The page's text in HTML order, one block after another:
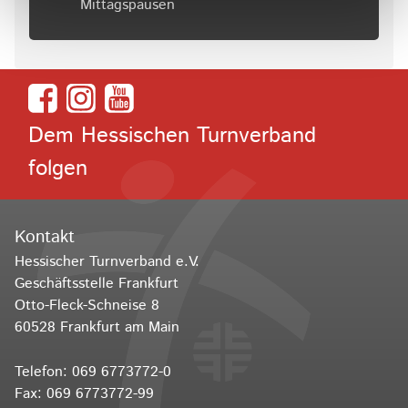
Mittagspausen
Dem Hessischen Turnverband
folgen
Kontakt
Hessischer Turnverband e.V.
Geschäftsstelle Frankfurt
Otto-Fleck-Schneise 8
60528 Frankfurt am Main
Telefon: 069 6773772-0
Fax: 069 6773772-99